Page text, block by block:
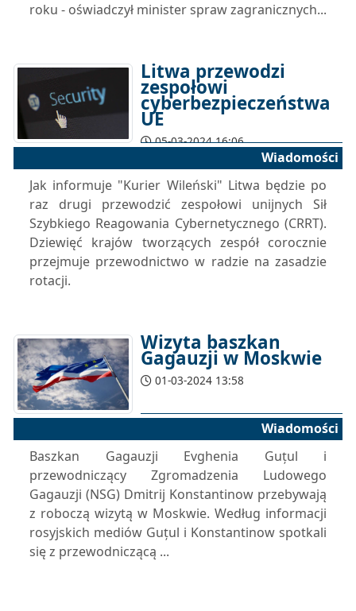
roku - oświadczył minister spraw zagranicznych...
Litwa przewodzi
zespołowi
cyberbezpieczeństwa
UE
05-03-2024 16:06
Wiadomości
Jak informuje "Kurier Wileński" Litwa będzie po
raz drugi przewodzić zespołowi unijnych Sił
Szybkiego Reagowania Cybernetycznego (CRRT).
Dziewięć krajów tworzących zespół corocznie
przejmuje przewodnictwo w radzie na zasadzie
rotacji.
Wizyta baszkan
Gagauzji w Moskwie
01-03-2024 13:58
Wiadomości
Baszkan Gagauzji Evghenia Guțul i
przewodniczący Zgromadzenia Ludowego
Gagauzji (NSG) Dmitrij Konstantinow przebywają
z roboczą wizytą w Moskwie. Według informacji
rosyjskich mediów Guțul i Konstantinow spotkali
się z przewodniczącą ...